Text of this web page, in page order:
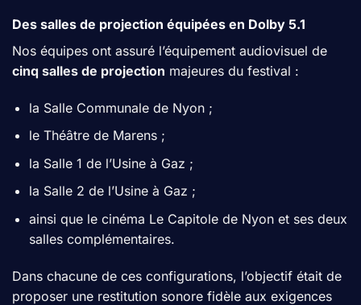
Des salles de projection équipées en Dolby 5.1
Nos équipes ont assuré l’équipement audiovisuel de
cinq salles de projection majeures du festival :
la Salle Communale de Nyon ;
le Théâtre de Marens ;
la Salle 1 de l’Usine à Gaz ;
la Salle 2 de l’Usine à Gaz ;
ainsi que le cinéma Le Capitole de Nyon et ses deux
salles complémentaires.
Dans chacune de ces configurations, l’objectif était de
proposer une restitution sonore fidèle aux exigences